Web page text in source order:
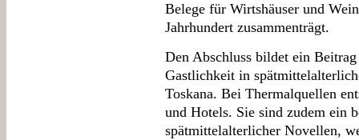
Belege für Wirtshäuser und
Jahrhundert zusammenträgt.
Den Abschluss bildet ein
Gastlichkeit in
Toskana. Bei Thermalquellen
und Hotels. Sie sind zudem ein
spätmittelalterlicher Novellen,